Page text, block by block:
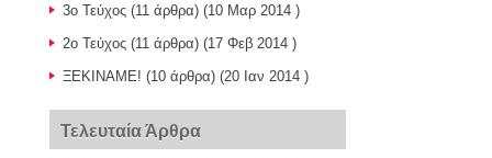
3o Τεύχος (11 άρθρα) (10 Μαρ 2014 )
2ο Τεύχος (11 άρθρα) (17 Φεβ 2014 )
ΞΕΚΙΝΑΜΕ! (10 άρθρα) (20 Ιαν 2014 )
Τελευταία Άρθρα